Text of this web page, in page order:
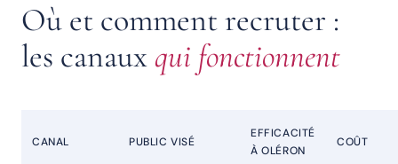
Où et comment recruter :
les canauxqui fonctionnent
CANAL PUBLIC VISÉ
EFFICACITÉ
À OLÉRON
COÛT